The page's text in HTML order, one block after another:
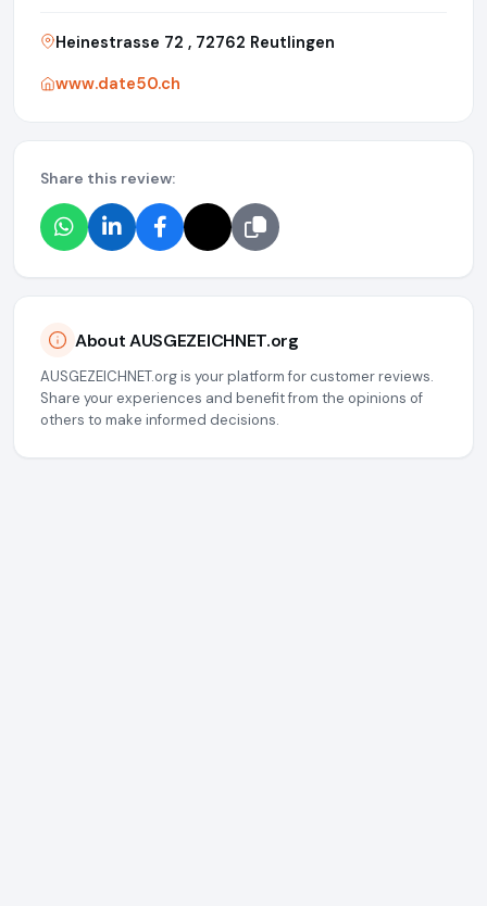
Heinestrasse 72 , 72762 Reutlingen
www.date50.ch
Share this review:
About AUSGEZEICHNET.org
AUSGEZEICHNET.org is your platform for customer reviews.
Share your experiences and benefit from the opinions of
others to make informed decisions.